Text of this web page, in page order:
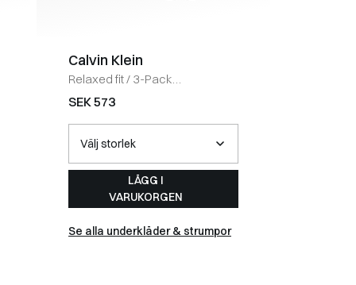
Calvin Klein
Relaxed fit/ 3-Pack
Bomullssträck Avslappnad
passform Kalsonger
SORT/HVID
SEK 573
LÄGG I
VARUKORGEN
Se alla underkläder & strumpor